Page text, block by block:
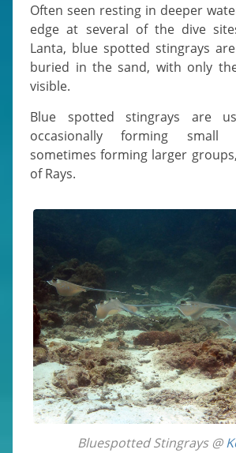
Often seen resting in deeper water near the reef
edge at several of the dive
Lanta, blue spotted stingrays
buried in the sand, with only
visible.
Blue spotted stingrays are usually solitary,
occasionally forming small
sometimes forming larger
of Rays.
Bluespotted Stingrays @